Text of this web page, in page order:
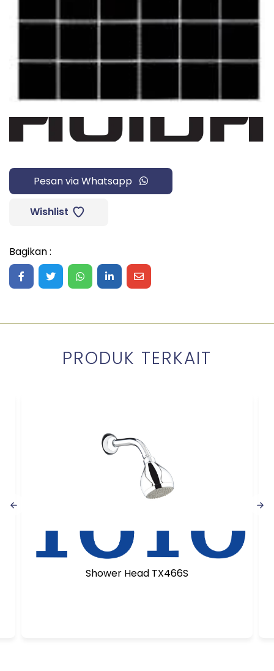
Pesan via Whatsapp
Wishlist
Bagikan :
Share on Facebook
Share on Twitter
Share on WhatsApp
Share on LinkedIn
Share on Mail
PRODUK TERKAIT
Shower Head TX466S